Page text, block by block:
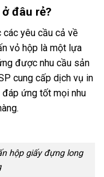
đâu rẻ?
yêu cầu cả về
vỏ hộp là một lựa
được nhu cầu sản
cung cấp dịch vụ in
ứng tốt mọi nhu
hộp giấy đựng long